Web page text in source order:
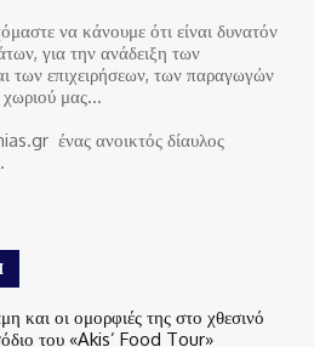
να κάνουμε ότι είναι δυνατόν
για την ανάδειξη των
των επιχειρήσεων, των παραγωγών
χωριού μας…
ένας ανοικτός δίαυλος
και οι ομορφιές της στο χθεσινό
του «Akis’ Food Tour»